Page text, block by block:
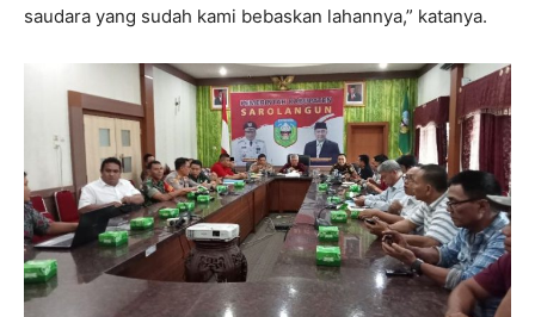
saudara yang sudah kami bebaskan lahannya,” katanya.